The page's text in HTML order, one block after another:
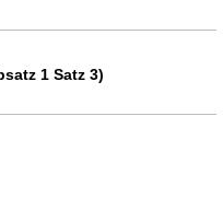
1 Satz 3)